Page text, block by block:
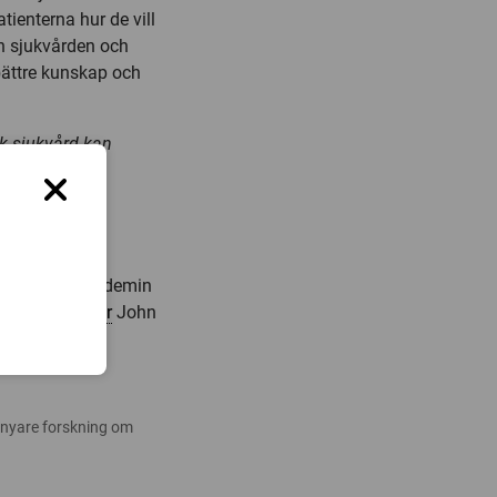
hur de vill
sjukvården och
kunskap och
sjukvård kan
akademin
doktorJohn
forskning om